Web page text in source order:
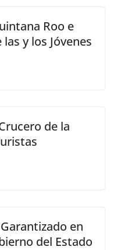
Roo e
y los Jóvenes
de la
en
del Estado